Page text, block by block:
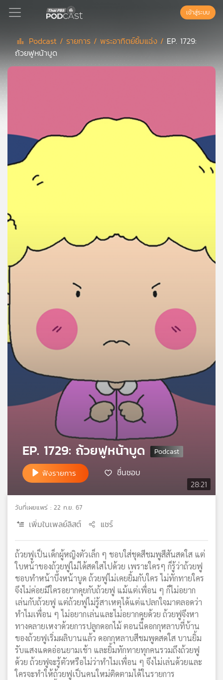
Podcast
แนะนำ
ของ
คุณ
เพลง
บทความ
ข่าว
และ
กิจกรรม
กับ
เครือ
เอส
แผนที่
วิทยุ
เครือ
ข่าย
เข้าสู่ระบบ
Podcast / รายการ /พระอาทิตย์ยิ้มแฉ่ง / EP. 1729:
ถ้วยฟูหน้าบูด
28:21
EP. 1729: ถ้วยฟูหน้าบูด
ฟังรายการ ชื่นชอบ
วันที่เผยแพร่ : 22 ก.ย. 67
เพิ่มในเพลย์ลิสต์ แชร์
ถ้วยฟูเป็นเด็กผู้หญิงตัวเล็ก ๆ ชอบใส่ชุดสีชมพูสีสันสดใส แต่
ใบหน้าของถ้วยฟูไม่ได้สดใสไปด้วย เพราะใครๆ ก็รู้ว่าถ้วยฟู
ชอบทำหน้าบึ้งหน้าบูด ถ้วยฟูไม่เคยยิ้มกับใคร ไม่ทักทายใคร
จึงไม่ค่อยมีใครอยากคุยกับถ้วยฟู แม้แต่เพื่อน ๆ ก็ไม่อยาก
เล่นกับถ้วยฟู แต่ถ้วยฟูไม่รู้สาเหตุได้แต่แปลกใจมาตลอดว่า
ทำไมเพื่อน ๆ ไม่อยากเล่นและไม่อยากคุยด้วย ถ้วยฟูจึงหา
ทางคลายเหงาด้วยการปลูกดอกไม้ ตอนนี้ดอกกุหลาบที่บ้าน
ของถ้วยฟูเริ่มผลิบานแล้ว ดอกกุหลาบสีชมพูดสดใส บานยิ้ม
รับแสงแดดอ่อนยามเช้า และยิ้มทักทายทุกคนรวมถึงถ้วยฟู
ด้วย ถ้วยฟูจะรู้ตัวหรือไม่ว่าทำไมเพื่อน ๆ จึงไม่เล่นด้วยและ
ใครจะทำให้ถ้วยฟูเป็นคนใหม่ติดตามได้ในรายการ